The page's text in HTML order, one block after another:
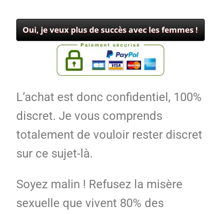
L’achat est donc confidentiel, 100%
discret. Je vous comprends
totalement de vouloir rester discret
sur ce sujet-là.
Soyez malin ! Refusez la misère
sexuelle que vivent 80% des